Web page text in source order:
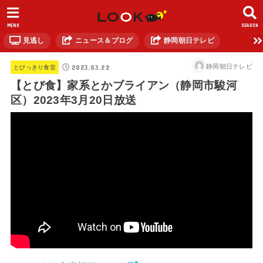
SEARCH
MENU
見逃し ニュース＆ブログ 静岡朝日テレビ
とびっきり食堂 2023.03.22 静岡朝日テレビ
【とび食】家系とかブライアン（静岡市駿河
区）2023年3月20日放送